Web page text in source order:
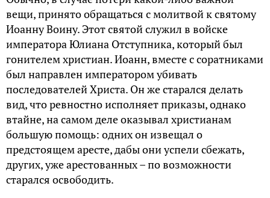
вещи, принято обращаться с молитвой к святому
Иоанну Воину. Этот святой служил в войске
императора Юлиана Отступника, который был
гонителем христиан. Иоанн, вместе с соратниками
был направлен императором убивать
последователей Христа. Он же старался делать
вид, что ревностно исполняет приказы, однако
втайне, на самом деле оказывал христианам
большую помощь: одних он извещал о
предстоящем аресте, дабы они успели сбежать,
других, уже арестованных – по возможности
старался освободить.